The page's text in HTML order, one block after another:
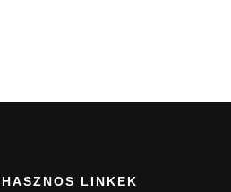
HASZNOS LINKEK